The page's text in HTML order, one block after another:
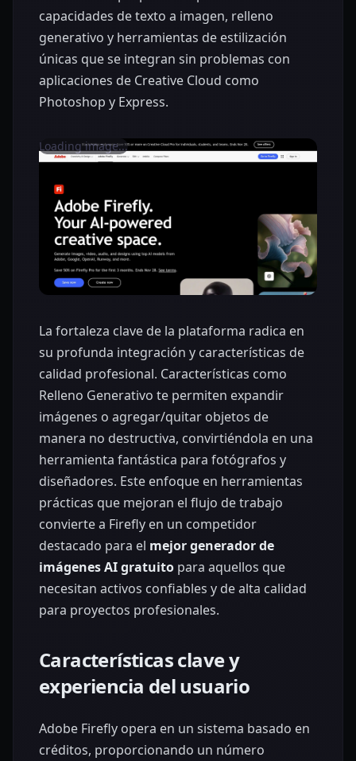
capacidades de texto a imagen, relleno
generativo y herramientas de estilización
únicas que se integran sin problemas con
aplicaciones de Creative Cloud como
Photoshop y Express.
Loading image...
La fortaleza clave de la plataforma radica en
su profunda integración y características de
calidad profesional. Características como
Relleno Generativo te permiten expandir
imágenes o agregar/quitar objetos de
manera no destructiva, convirtiéndola en una
herramienta fantástica para fotógrafos y
diseñadores. Este enfoque en herramientas
prácticas que mejoran el flujo de trabajo
convierte a Firefly en un competidor
destacado para el mejor generador de
imágenes AI gratuito para aquellos que
necesitan activos confiables y de alta calidad
para proyectos profesionales.
Características clave y
experiencia del usuario
Adobe Firefly opera en un sistema basado en
créditos, proporcionando un número